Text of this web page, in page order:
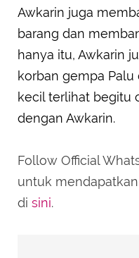
Awkarin juga
barang dan
hanya itu, Awkarin
korban gempa Palu
kecil terlihat begitu
dengan Awkarin.
Follow Official
untuk
di sini.